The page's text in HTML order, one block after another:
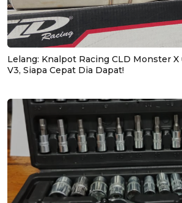
Lelang: Knalpot Racing CLD Monster X
V3, Siapa Cepat Dia Dapat!